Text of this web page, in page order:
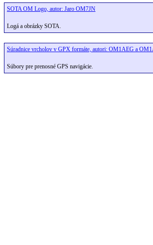
SOTA OM Logo, autor: Jaro OM7JN
Logá a obrázky SOTA.
Súradnice vrcholov v GPX formáte, autori: OM1AEG a
Súbory pre prenosné GPS navigácie.